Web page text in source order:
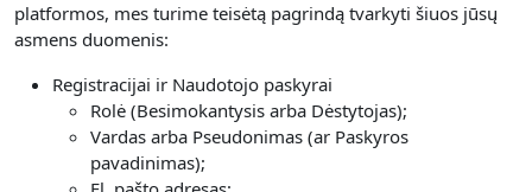
platformos, mes turime teisėtą pagrindą tvarkyti šiuos jūsų
asmens duomenis:
Registracijai ir Naudotojo paskyrai
Rolė (Besimokantysis arba Dėstytojas);
Vardas arba Pseudonimas (ar Paskyros
pavadinimas);